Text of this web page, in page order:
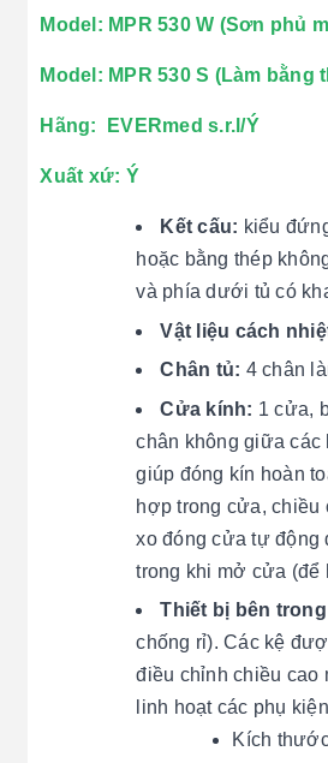
Model: MPR 530 W (Sơn phủ
Model: MPR 530 S (Làm
Hãng: EVERmed s.r.l/Ý
Xuất xứ: Ý
Kết cấu: kiểu
hoặc bằng thép
và phía dưới tủ có
Vật liệu cách
Chân tủ: 4 chân
Cửa kính: 1 cửa,
chân không giữa các
giúp đóng kín hoàn
hợp trong cửa,
xo đóng cửa tự động
trong khi mở cửa (để
Thiết bị bên
chống rỉ). Các kệ
điều chỉnh chiều cao
linh hoạt các phụ
Kích